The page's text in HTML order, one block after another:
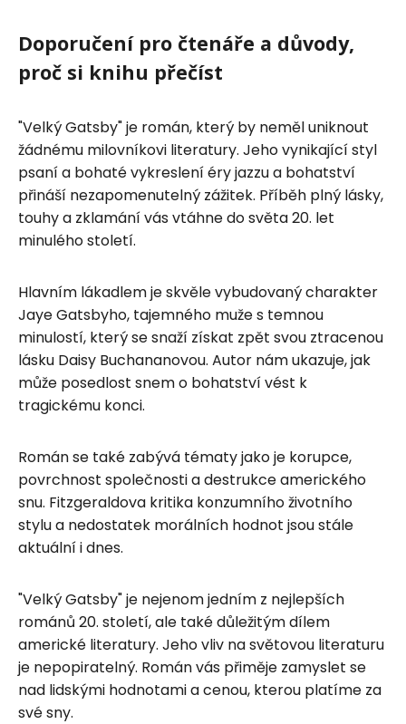
Doporučení pro čtenáře a důvody,
proč si knihu přečíst
"Velký Gatsby" je román, který by neměl uniknout
žádnému milovníkovi literatury. Jeho vynikající styl
psaní a bohaté vykreslení éry jazzu a bohatství
přináší nezapomenutelný zážitek. Příběh plný lásky,
touhy a zklamání vás vtáhne do světa 20. let
minulého století.
Hlavním lákadlem je skvěle vybudovaný charakter
Jaye Gatsbyho, tajemného muže s temnou
minulostí, který se snaží získat zpět svou ztracenou
lásku Daisy Buchananovou. Autor nám ukazuje, jak
může posedlost snem o bohatství vést k
tragickému konci.
Román se také zabývá tématy jako je korupce,
povrchnost společnosti a destrukce amerického
snu. Fitzgeraldova kritika konzumního životního
stylu a nedostatek morálních hodnot jsou stále
aktuální i dnes.
"Velký Gatsby" je nejenom jedním z nejlepších
románů 20. století, ale také důležitým dílem
americké literatury. Jeho vliv na světovou literaturu
je nepopiratelný. Román vás přiměje zamyslet se
nad lidskými hodnotami a cenou, kterou platíme za
své sny.